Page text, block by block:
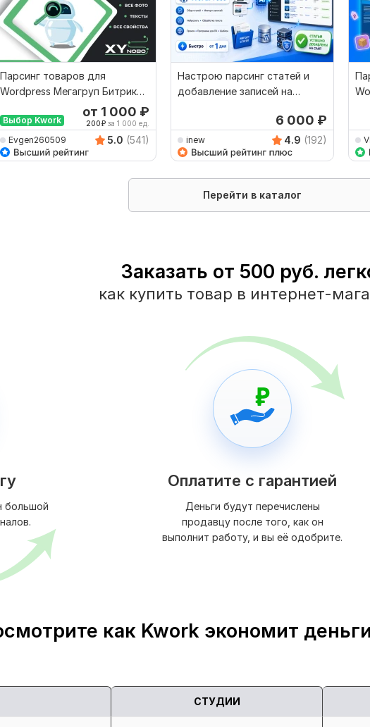
Парсинг товаров для
Wordpress Мегагруп Битрикс
в csv или excel файл
Выбор Kwork
от 1 000 ₽
200₽ за 1 000 ед.
Evgen260509 5.0 (541)
Настрою парсинг статей и
добавление записей на
6 000 ₽
inew 4.9 (192)
Перейти в каталог
Заказать от 500 руб.
как купить товар в интернет-
большой
Оплатите с гарантией
Деньги будут перечислены
продавцу после того, как он
выполнит работу, и вы её одобрите.
как Kwork экономит
СТУДИИ